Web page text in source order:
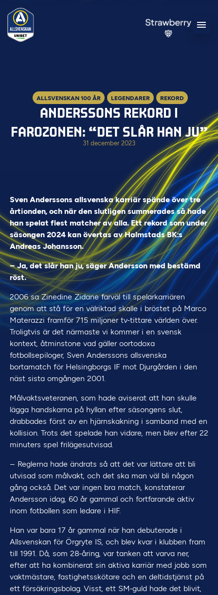
ALLSVENSKAN 100 ÅR LEGENDARER REKORD
ANDERSSONS REKORD I
FAROZONEN: “DET SLÅR HAN JU”
31 december 2023
Sven Anderssons allsvenska karriär spände över tre
årtionden, och när den slutligen summerades så hade
han spelat flest matcher av alla. Ett rekord som under
säsongen 2024 kan övertas av Halmstads BK:s
Andreas Johansson.
– Ja, det slår han ju, säger Andersson med bestämd
röst.
2006 sa Zinedine Zidane farväl till spelarkarriären
genom att stå för en välriktad skalle i bröstet på Marco
Materazzi framför 715 miljoner tv-tittare världen över.
Troligtvis är det närmaste vi kommer i en svensk
kontext, åtminstone vad gäller oortodoxa
fotbollsepiloger, Sven Anderssons allsvenska
bortamatch för Helsingborgs IF mot Djurgården i den
näst sista omgången 2001.
Målvaktsveteranen, som hade aviserat att han skulle
lägga handskarna på hyllan efter säsongens slut,
drabbades först av en hjärnskakning i samband med en
kollision. Trots det spelade han vidare, men blev efter 22
minuters spel frilägesutvisad.
– Reglerna hade ändrats så att det var lättare att bli
utvisad som målvakt, och det ska man väl bli någon
gång också. Det var ingen bra match, konstaterar
Andersson idag, 60 år gammal och fortfarande aktiv
inom fotbollen som ledare i HIF.
Han var bara 17 år gammal när han debuterade i
Allsvenskan för Örgryte IS, och blev kvar i klubben fram
till 1991. Då, som 28-åring, var tanken att varva ner,
efter att ha kombinerat sin aktiva karriär med jobb som
vaktmästare, fastighetsskötare och en deltidstjänst på
ett försäkringsbolag. Visst, ett SM-guld hade det blivit,